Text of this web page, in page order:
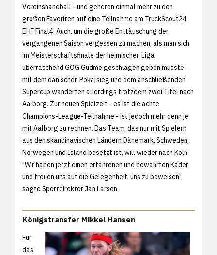
Vereinshandball - und gehören einmal mehr zu den
großen Favoriten auf eine Teilnahme am TruckScout24
EHF Final4. Auch, um die große Enttäuschung der
vergangenen Saison vergessen zu machen, als man sich
im Meisterschaftsfinale der heimischen Liga
überraschend GOG Gudme geschlagen geben musste -
mit dem dänischen Pokalsieg und dem anschließenden
Supercup wanderten allerdings trotzdem zwei Titel nach
Aalborg. Zur neuen Spielzeit - es ist die achte
Champions-League-Teilnahme - ist jedoch mehr denn je
mit Aalborg zu rechnen. Das Team, das nur mit Spielern
aus den skandinavischen Ländern Dänemark, Schweden,
Norwegen und Island besetzt ist, will wieder nach Köln:
"Wir haben jetzt einen erfahrenen und bewährten Kader
und freuen uns auf die Gelegenheit, uns zu beweisen",
sagte Sportdirektor Jan Larsen.
Königstransfer Mikkel Hansen
Für
das